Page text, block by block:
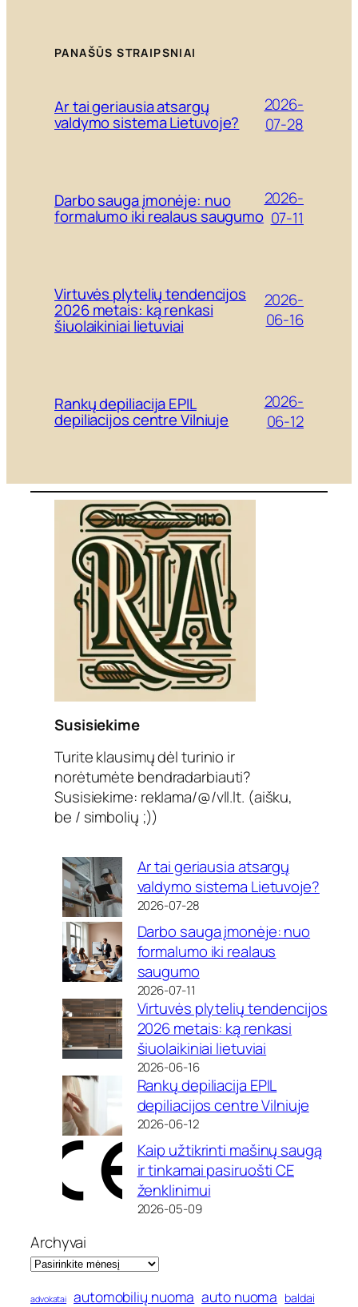
PANAŠŪS STRAIPSNIAI
Ar tai geriausia atsargų
valdymo sistema Lietuvoje?
2026-
07-28
Darbo sauga įmonėje: nuo
formalumo iki realaus saugumo
2026-
07-11
Virtuvės plytelių tendencijos
2026 metais: ką renkasi
šiuolaikiniai lietuviai
2026-
06-16
Rankų depiliacija EPIL
depiliacijos centre Vilniuje
2026-
06-12
Susisiekime
Turite klausimų dėl turinio ir
norėtumėte bendradarbiauti?
Susisiekime: reklama/@/vll.lt. (aišku,
be / simbolių ;))
Ar tai geriausia atsargų
valdymo sistema Lietuvoje?
2026-07-28
Darbo sauga įmonėje: nuo
formalumo iki realaus
saugumo
2026-07-11
Virtuvės plytelių tendencijos
2026 metais: ką renkasi
šiuolaikiniai lietuviai
2026-06-16
Rankų depiliacija EPIL
depiliacijos centre Vilniuje
2026-06-12
Kaip užtikrinti mašinų saugą
ir tinkamai pasiruošti CE
ženklinimui
2026-05-09
Archyvai
advokatai automobilių nuoma auto nuoma baldai